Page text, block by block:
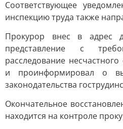
Соответствующее
инспекцию труда также
Прокурор внес в адрес
представление с
расследование
и проинформировал о
законодательства
Окончательное
находится на контроле